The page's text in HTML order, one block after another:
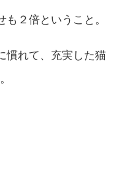
２倍ということ。
慣れて、充実した猫